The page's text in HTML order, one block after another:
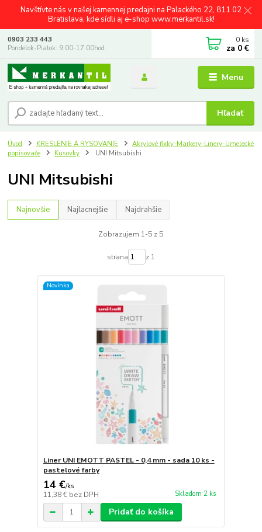
Navštívte nás v našej kamennej predajni na Palackého 22, 811 02
Bratislava, kde sídli aj e-shop www.merkantil.sk!
Menu
Hľadať
0903 233 443
Pondelok-Piatok: 9.00-17.00hod.
0 ks
za 0 €
Úvod KRESLENIE A RYSOVANIE
Akrylové fixky-Markery-Linery-Umelecké
popisovače
Kusovky UNI Mitsubishi
UNI Mitsubishi
Najnovšie Najlacnejšie Najdrahšie
Zobrazujem 1-5 z 5
strana z 1
Novinka
Liner UNI EMOTT PASTEL - 0,4 mm - sada 10 ks -
pastelové farby
14 €/ks
11,38 € bez DPH Skladom 2 ks
Pridať do košíka